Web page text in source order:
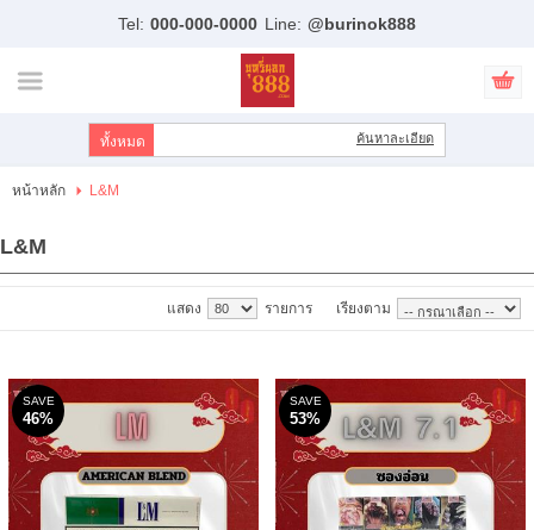
สมัครสมาชิก
บัญชีผู้ใช้
ขั้นตอนการสั่งซื้อ
แจ้งชำระเงิน
Tel: 000-000-0000 Line: @burinok888
ค้นหาละเอียด
หน้าหลัก L&M
L&M
เรียงตาม
แสดง รายการ
SAVE
46%
SAVE
53%